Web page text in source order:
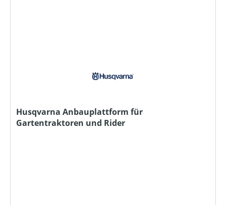
Husqvarna Anbauplattform für
Gartentraktoren und Rider